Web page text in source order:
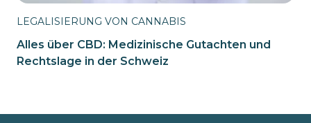
LEGALISIERUNG VON CANNABIS
Alles über CBD: Medizinische Gutachten und
Rechtslage in der Schweiz